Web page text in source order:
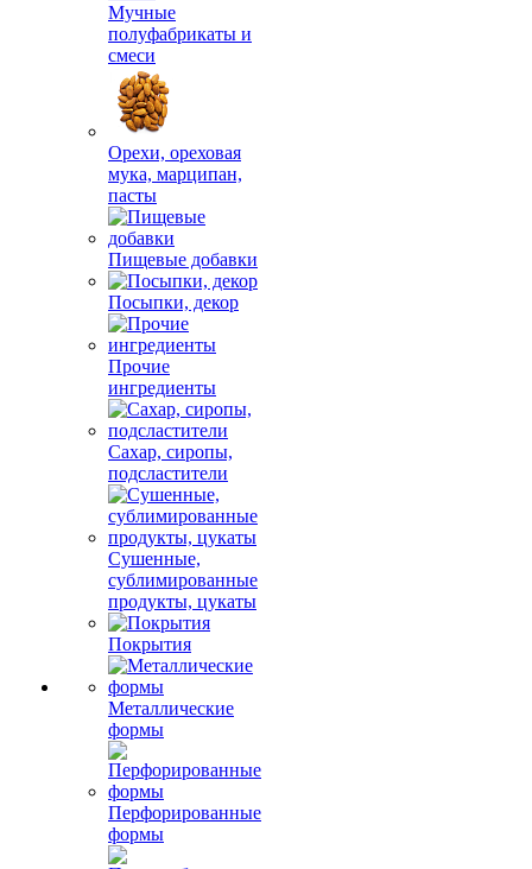
Мучные
полуфабрикаты и
смеси
Орехи, ореховая
мука, марципан,
пасты
Пищевые добавки
Посыпки, декор
Прочие
ингредиенты
Сахар, сиропы,
подсластители
Сушенные,
сублимированные
продукты, цукаты
Покрытия
Металлические
формы
Перфорированные
формы